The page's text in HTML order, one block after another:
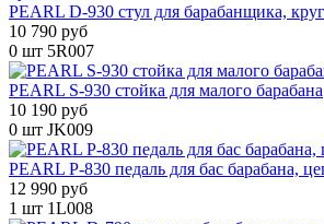
PEARL D-930 стул для барабанщика,
10 790 руб
0 шт 5R007
PEARL S-930 стойка для малого барабана
10 190 руб
0 шт JK009
PEARL P-830 педаль для бас барабана,
12 990 руб
1 шт 1L008